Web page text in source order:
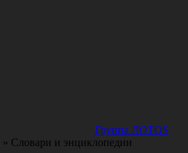
Группа ЛОТОS
» Словари и энциклопедии